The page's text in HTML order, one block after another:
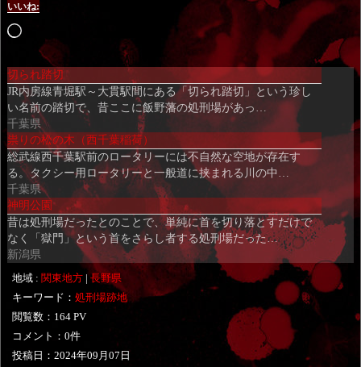
いいね:
読
込
み
中…
切られ踏切
JR内房線青堀駅～大貫駅間にある「切られ踏切」という珍し
い名前の踏切で、昔ここに飯野藩の処刑場があっ…
千葉県
祟りの松の木（西千葉稲荷）
総武線西千葉駅前のロータリーには不自然な空地が存在す
る。タクシー用ロータリーと一般道に挟まれる川の中…
千葉県
神明公園
昔は処刑場だったとのことで、単純に首を切り落とすだけで
なく「獄門」という首をさらし者する処刑場だった…
新潟県
地域 :関東地方 |長野県
キーワード：処刑場跡地
閲覧数：164 PV
コメント：0件
投稿日：2024年09月07日